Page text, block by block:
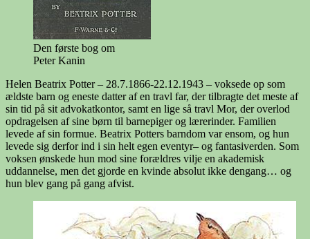
Den første bog om
Peter Kanin
Helen Beatrix Potter – 28.7.1866-22.12.1943 – voksede op som
ældste barn og eneste datter af en travl far, der tilbragte det meste af
sin tid på sit advokatkontor, samt en lige så travl Mor, der overlod
opdragelsen af sine børn til barnepiger og lærerinder. Familien
levede af sin formue. Beatrix Potters barndom var ensom, og hun
levede sig derfor ind i sin helt egen eventyr– og fantasiverden. Som
voksen ønskede hun mod sine forældres vilje en akademisk
uddannelse, men det gjorde en kvinde absolut ikke dengang… og
hun blev gang på gang afvist.